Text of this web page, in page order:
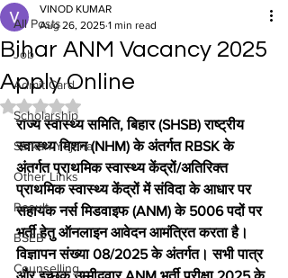
All Posts
Job
Admit Card
Scholarship
Sarkari Yojana
Other Links
Result
BSEB
Counselling
Bihar ANM Vacancy 2025
Apply Online
VINOD KUMAR
Aug 26, 2025 1 min read
Rated NaN out of 5 stars.
राज्य स्वास्थ्य समिति, बिहार (SHSB) राष्ट्रीय
स्वास्थ्य मिशन (NHM) के अंतर्गत RBSK के
अंतर्गत प्राथमिक स्वास्थ्य केंद्रों/अतिरिक्त
प्राथमिक स्वास्थ्य केंद्रों में संविदा के आधार पर
सहायक नर्स मिडवाइफ (ANM) के 5006 पदों पर
भर्ती हेतु ऑनलाइन आवेदन आमंत्रित करता है।
विज्ञापन संख्या 08/2025 के अंतर्गत। सभी पात्र